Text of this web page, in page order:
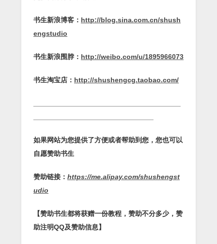
书生新浪博客： http://blog.sina.com.cn/shush
engstudio
书生新浪围脖： http://weibo.com/u/1895966073
书生淘宝店： http://shushengcg.taobao.com/
如果网站为您提供了方便或者帮助到您，您也可以
自愿赞助书生
赞助链接： https://me.alipay.com/shushengst
udio
【赞助书生都将获赠一份教程，赞助不分多少，赞
助注明QQ及赞助信息】